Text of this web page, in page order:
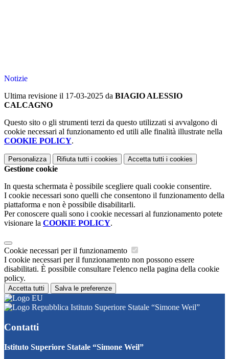
Notizie
Ultima revisione il 17-03-2025 da BIAGIO ALESSIO
CALCAGNO
Questo sito o gli strumenti terzi da questo utilizzati si avvalgono di
cookie necessari al funzionamento ed utili alle finalità illustrate nella
COOKIE POLICY.
Personalizza Rifiuta tutti i cookies Accetta tutti i cookies
Gestione cookie
In questa schermata è possibile scegliere quali cookie consentire.
I cookie necessari sono quelli che consentono il funzionamento della
piattaforma e non è possibile disabilitarli.
Per conoscere quali sono i cookie necessari al funzionamento potete
visionare la COOKIE POLICY.
Cookie necessari per il funzionamento
I cookie necessari per il funzionamento non possono essere
disabilitati. È possibile consultare l'elenco nella pagina della cookie
policy.
Accetta tutti Salva le preferenze
Istituto Superiore Statale “Simone Weil”
Contatti
Istituto Superiore Statale “Simone Weil”